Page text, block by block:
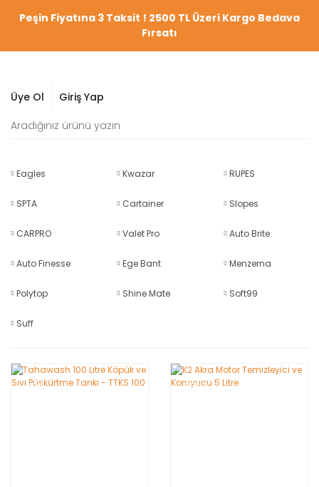
Peşin Fiyatına 3 Taksit ! 2500 TL Üzeri Kargo Bedava
Fırsatı
Üye Ol Giriş Yap
Eagles Kwazar RUPES
SPTA Cartainer Slopes
CARPRO Valet Pro Auto Brite
Auto Finesse Ege Bant Menzerna
Polytop Shine Mate Soft99
Suff
YENİ YENİ